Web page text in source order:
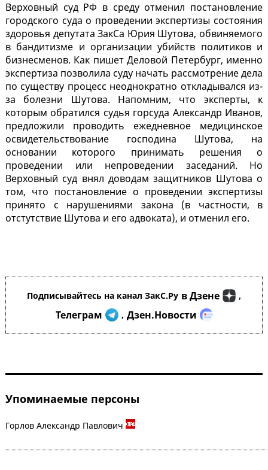
Верховный суд РФ в среду отменил постановление
городского суда о проведении экспертизы состояния
здоровья депутата ЗакСа Юрия Шутова, обвиняемого
в бандитизме и организации убийств политиков и
бизнесменов. Как пишет Деловой Петербург, именно
экспертиза позволила суду начать рассмотрение дела
по существу процесс неоднократно откладывался из-
за болезни Шутова. Напомним, что эксперты, к
которым обратился судья горсуда Александр Иванов,
предложили проводить ежедневное медицинское
освидетельствование господина Шутова, на
основании которого принимать решения о
проведении или непроведении заседаний. Но
Верховный суд внял доводам защитников Шутова о
том, что постановление о проведении экспертизы
принято с нарушениями закона (в частности, в
отстутствие Шутова и его адвоката), и отменил его.
Подписывайтесь на канал ЗакС.Ру в Дзене ,
Телеграм , Дзен.Новости
Упоминаемые персоны
Горлов Александр Павлович